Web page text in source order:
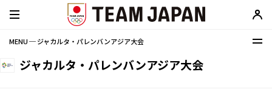
MENU ─ ジャカルタ・パレンバンアジア大会
ジャカルタ・パレンバンアジア大会